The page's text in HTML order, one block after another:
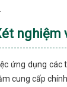
ứng dụng các
cung cấp